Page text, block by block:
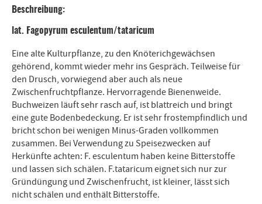
Beschreibung:
lat. Fagopyrum esculentum/tataricum
Eine alte Kulturpflanze, zu den Knöterichgewächsen
gehörend, kommt wieder mehr ins Gespräch. Teilweise für
den Drusch, vorwiegend aber auch als neue
Zwischenfruchtpflanze. Hervorragende Bienenweide.
Buchweizen läuft sehr rasch auf, ist blattreich und bringt
eine gute Bodenbedeckung. Er ist sehr frostempfindlich und
bricht schon bei wenigen Minus-Graden vollkommen
zusammen. Bei Verwendung zu Speisezwecken auf
Herkünfte achten: F. esculentum haben keine Bitterstoffe
und lassen sich schälen. F.tataricum eignet sich nur zur
Gründüngung und Zwischenfrucht, ist kleiner, lässt sich
nicht schälen und enthält Bitterstoffe.